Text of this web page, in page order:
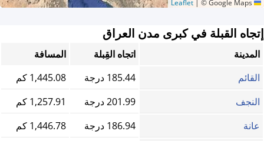
© Google Maps
إتجاه القبلة في كبرى مدن العراق
المدينة اتجاه القِبلة
المسافة
القائم
185.44 درجة
1,445.08 كم
النجف
201.99 درجة
1,257.91 كم
عانة
186.94 درجة
1,446.78 كم